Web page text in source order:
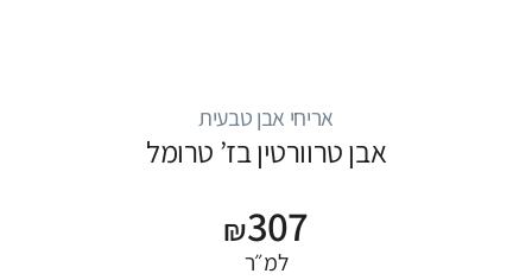
אריחי אבן טבעית
אבן טרוורטין בז’ טרומל
₪307
למ״ר